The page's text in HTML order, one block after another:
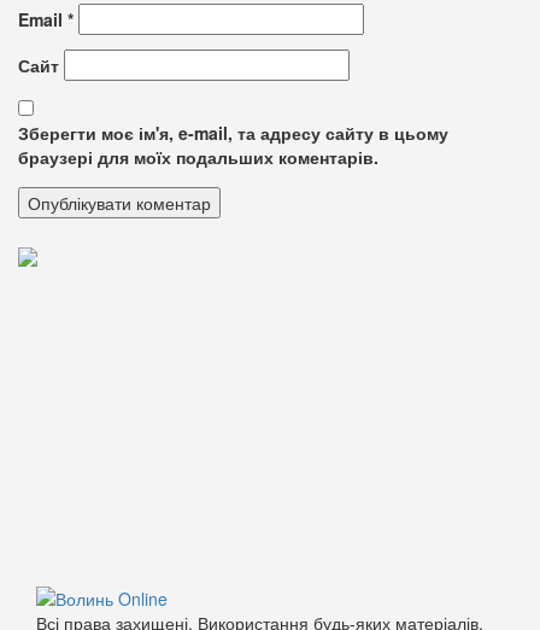
Email *
Сайт
Зберегти моє ім'я, e-mail, та адресу сайту в цьому
браузері для моїх подальших коментарів.
Всі права захищені. Використання будь-яких матеріалів,